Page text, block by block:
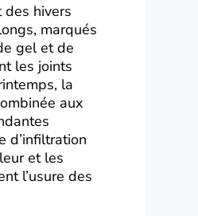
des hivers
marqués
gel et de
les joints
la
aux
d’infiltration
et les
l’usure des